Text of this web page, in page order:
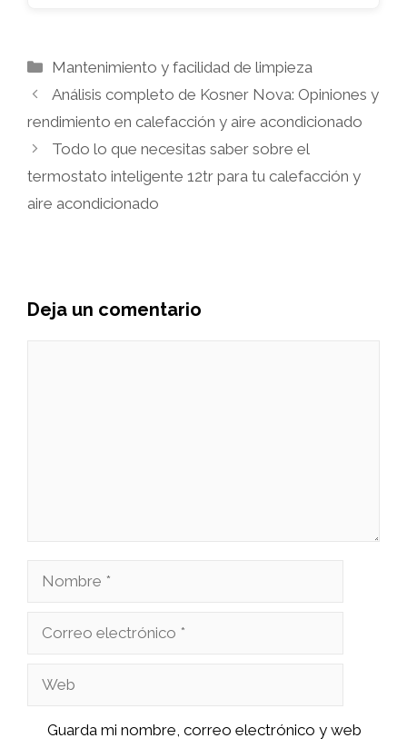
Categorías
Mantenimiento y facilidad de limpieza
Análisis completo de Kosner Nova: Opiniones y
rendimiento en calefacción y aire acondicionado
Todo lo que necesitas saber sobre el
termostato inteligente 12tr para tu calefacción y
aire acondicionado
Deja un comentario
Nombre
Correo
Web
Guarda mi nombre, correo electrónico y web